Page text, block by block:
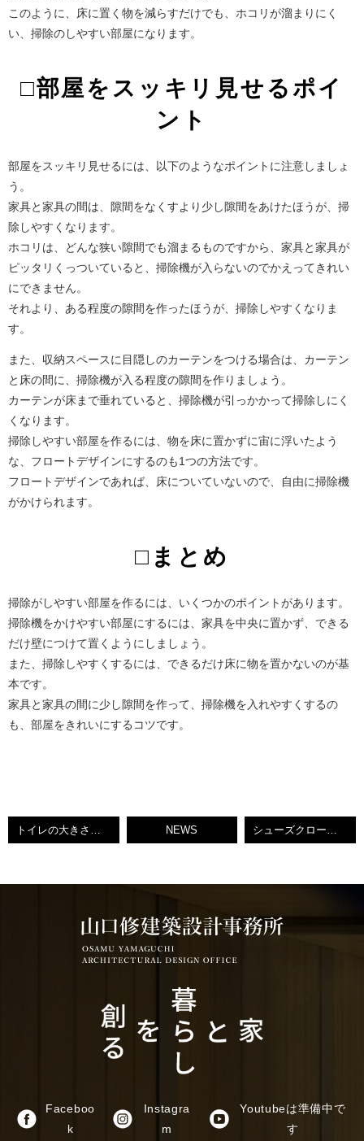
このように、床に置く物を減らすだけでも、ホコリが溜まりにく
い、掃除のしやすい部屋になります。
□部屋をスッキリ見せるポイ
ント
部屋をスッキリ見せるには、以下のようなポイントに注意しましょ
う。
家具と家具の間は、隙間をなくすより少し隙間をあけたほうが、掃
除しやすくなります。
ホコリは、どんな狭い隙間でも溜まるものですから、家具と家具が
ピッタリくっついていると、掃除機が入らないのでかえってきれい
にできません。
それより、ある程度の隙間を作ったほうが、掃除しやすくなりま
す。
また、収納スペースに目隠しのカーテンをつける場合は、カーテン
と床の間に、掃除機が入る程度の隙間を作りましょう。
カーテンが床まで垂れていると、掃除機が引っかかって掃除しにく
くなります。
掃除しやすい部屋を作るには、物を床に置かずに宙に浮いたよう
な、フロートデザインにするのも1つの方法です。
フロートデザインであれば、床についていないので、自由に掃除機
がかけられます。
□まとめ
掃除がしやすい部屋を作るには、いくつかのポイントがあります。
掃除機をかけやすい部屋にするには、家具を中央に置かず、できる
だけ壁につけて置くようにしましょう。
また、掃除しやすくするには、できるだけ床に物を置かないのが基
本です。
家具と家具の間に少し隙間を作って、掃除機を入れやすくするの
も、部屋をきれいにするコツです。
トイレの大きさはどれくらい？最適な間取りについてご紹介！ NEWS シューズクロークで後悔しないために！失敗例とポイントをご紹介します！
Faceboo
K
Instagra
M
Youtubeは準備中で
す